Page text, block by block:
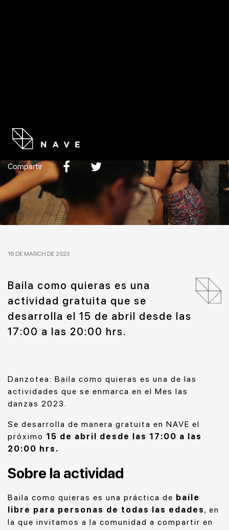
Compartir
16 DE MARCH DE 2023
Baila como quieras es una
actividad gratuita que se
desarrolla el 15 de abril desde las
17:00 a las 20:00 hrs.
Danzotea: Baila como quieras es una de las
actividades que se enmarca en el Mes las
danzas 2023.
Se desarrolla de manera gratuita en NAVE el
próximo 15 de abril desde las 17:00 a las
20:00 hrs.
Sobre la actividad
Baila como quieras es una práctica de baile
libre para personas de todas las edades , en
la que invitamos a la comunidad a compartir en